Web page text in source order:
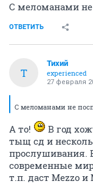
С меломанами
ОТВЕТИТЬ
Т
Тихий
experienced
27 февраля
С меломанами не
А то!
В год
тыщ сд и
прослушивания.
современные
т.п. даст Mezzo и